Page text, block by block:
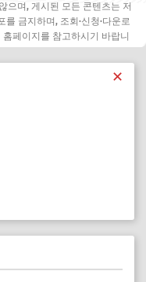
으며, 게시된 모든 콘텐츠는 저
금지하며, 조회·신청·다운로
페이지를 참고하시기 바랍니
✕